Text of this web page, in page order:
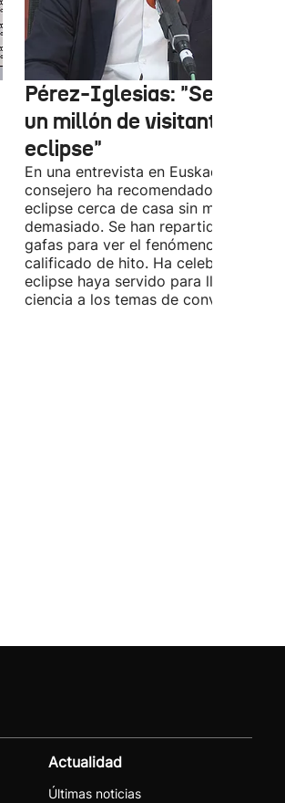
Pérez-Iglesias: "Se
un millón de visitantes por
eclipse"
En una entrevista en Euskadi Irratia,
consejero ha recomendado ver el
eclipse cerca de casa sin moverse
demasiado. Se han repartido miles de
gafas para ver el fenómeno que ya
calificado de hito. Ha celebrado que
eclipse haya servido para llevar la
ciencia a los temas de conversación.
Actualidad
Últimas noticias